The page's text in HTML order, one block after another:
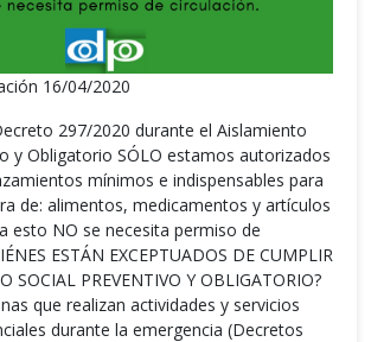
16/04/2020
297/2020 durante el Aislamiento
y Obligatorio SÓLO estamos autorizados
mínimos e indispensables para
de: alimentos, medicamentos y artículos
esto NO se necesita permiso de
ESTÁN EXCEPTUADOS DE CUMPLIR
SOCIAL PREVENTIVO Y OBLIGATORIO?
que realizan actividades y servicios
durante la emergencia (Decretos